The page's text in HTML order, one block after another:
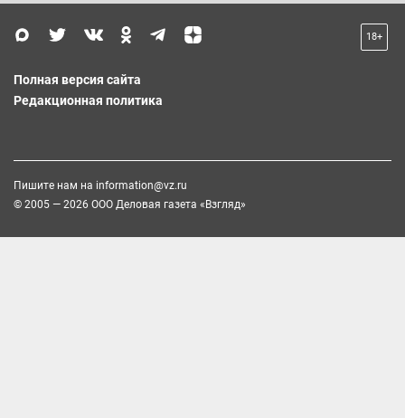
18+
Полная версия сайта
Редакционная политика
Пишите нам на information@vz.ru
© 2005 — 2026 ООО Деловая газета «Взгляд»